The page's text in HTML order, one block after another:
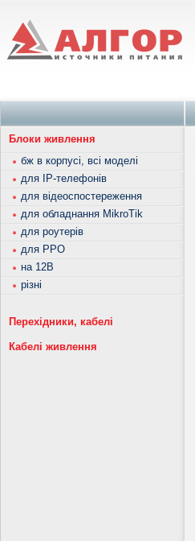
Блоки живлення
бж в корпусі, всі моделі
для IP-телефонів
для відеоспостереження
для обладнання MikroTik
для роутерів
для РРО
на 12В
різні
Перехідники, кабелі
Кабелі живлення